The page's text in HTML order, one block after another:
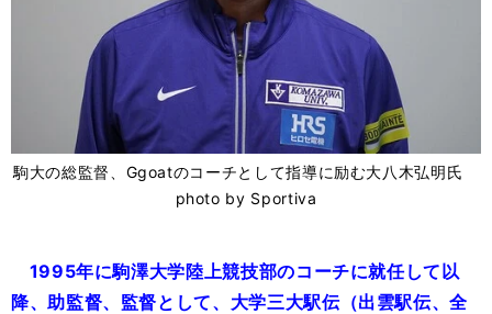
駒大の総監督、Ggoatのコーチとして指導に励む大八木弘明氏
photo by Sportiva
1995年に駒澤大学陸上競技部のコーチに就任して以
降、助監督、監督として、大学三大駅伝（出雲駅伝、全